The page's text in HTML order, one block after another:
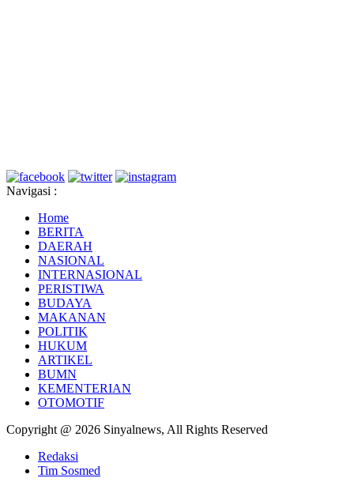
Navigasi :
Home
BERITA
DAERAH
NASIONAL
INTERNASIONAL
PERISTIWA
BUDAYA
MAKANAN
POLITIK
HUKUM
ARTIKEL
BUMN
KEMENTERIAN
OTOMOTIF
Copyright @ 2026 Sinyalnews, All Rights Reserved
Redaksi
Tim Sosmed